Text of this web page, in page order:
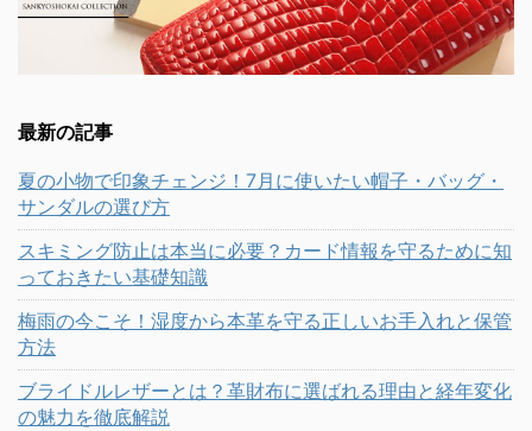
最新の記事
夏の小物で印象チェンジ！7月に使いたい帽子・バッグ・
サンダルの選び方
スキミング防止は本当に必要？カード情報を守るために知
っておきたい基礎知識
梅雨の今こそ！湿度から本革を守る正しいお手入れと保管
方法
ブライドルレザーとは？革財布に選ばれる理由と経年変化
の魅力を徹底解説